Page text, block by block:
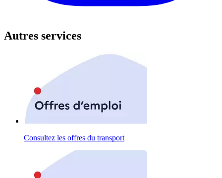
Autres services
Consultez les offres du transport